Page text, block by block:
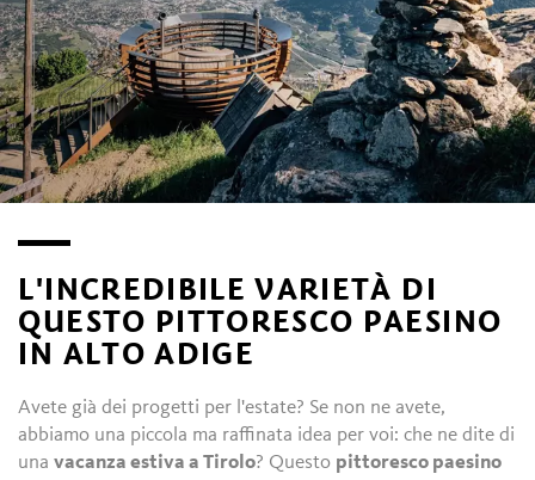
L'INCREDIBILE VARIETÀ DI
QUESTO PITTORESCO PAESINO
IN ALTO ADIGE
Avete già dei progetti per l'estate? Se non ne avete,
abbiamo una piccola ma raffinata idea per voi: che ne dite di
unavacanza estiva a Tirolo? Questo pittoresco paesino